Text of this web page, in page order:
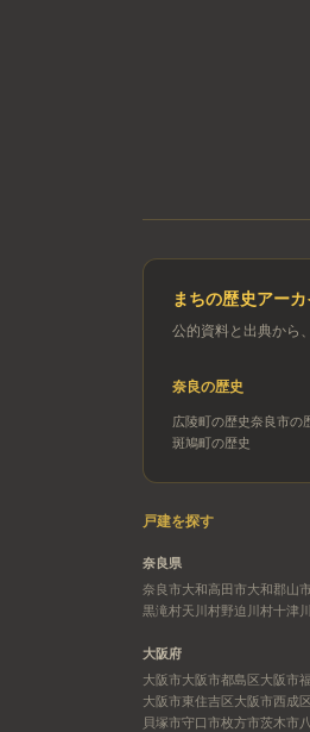
まちの歴史アーカ
公的資料と出典から
奈良の歴史
広陵町の歴史奈良市の
斑鳩町の歴史
戸建を探す
奈良県
奈良市大和高田市大和郡山市
黒滝村天川村野迫川村十津
大阪府
大阪市大阪市都島区大阪市
大阪市東住吉区大阪市西成区
貝塚市守口市枚方市茨木市